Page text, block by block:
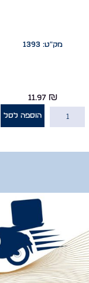
מק"ט: 1393
11.97₪
הוספה לסל